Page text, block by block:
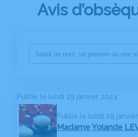
Avis
Publié le lundi 29 janvier 2024
Publié le lundi 29
Madame Yolande